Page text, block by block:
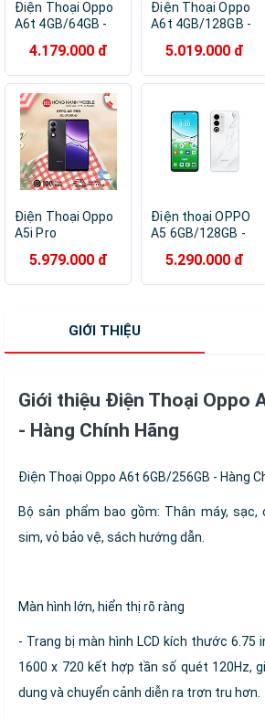
Điện Thoại Oppo
A6t 4GB/64GB -
4.179.000 đ
Điện Thoại Oppo
A6t 4GB/128GB -
5.019.000 đ
Điện Thoại Oppo
A5i Pro
Hàng Chính Hãng
5.979.000 đ
Điện thoại OPPO
A5 6GB/128GB -
5.290.000 đ
GIỚI THIỆU
Giới thiệu Điện Thoại Oppo
- Hàng Chính Hãng
Điện Thoại Oppo A6t 6GB/256GB - Hàng
Bộ sản phẩm bao gồm: Thân máy, sạc,
sim, vỏ bảo vệ, sách hướng dẫn.
Màn hình lớn, hiển thị rõ ràng
- Trang bị màn hình LCD kích thước 6.75
1600 x 720 kết hợp tần số quét 120Hz,
dung và chuyển cảnh diễn ra trơn tru hơn.